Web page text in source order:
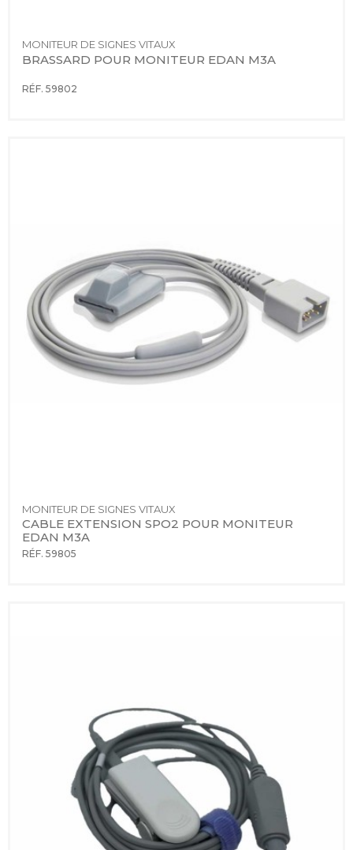
MONITEUR DE SIGNES VITAUX
BRASSARD POUR MONITEUR EDAN M3A
RÉF. 59802
MONITEUR DE SIGNES VITAUX
CABLE EXTENSION SPO2 POUR MONITEUR
EDAN M3A
RÉF. 59805